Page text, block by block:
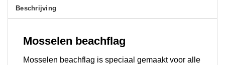
Beschrijving
Mosselen beachflag
Mosselen beachflag is speciaal gemaakt voor alle